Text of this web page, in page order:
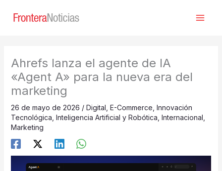
Ahrefs lanza el agente de IA
«Agent A» para la nueva era del
marketing
26 de mayo de 2026 / Digital E-Commerce Innovación
Tecnológica Inteligencia Artificial y Robótica Internacional
Marketing